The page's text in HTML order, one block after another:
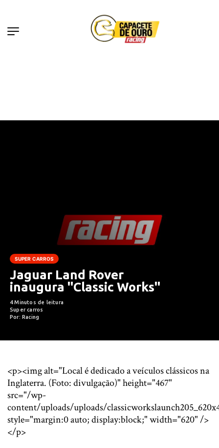
SUPER CARROS
Jaguar Land Rover
inaugura "Classic Works"
4 Minutos de leitura
Super carros
Por: Racing
<p><img alt="Local é dedicado a veículos clássicos na
Inglaterra. (Foto: divulgação)" height="467"
src="/wp-
content/uploads/uploads/
style="margin:0 auto; display:block;" width="620" />
</p>